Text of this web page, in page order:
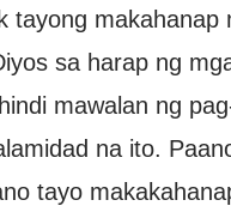
tayong
sa harap ng
mawalan ng
na ito.
tayo